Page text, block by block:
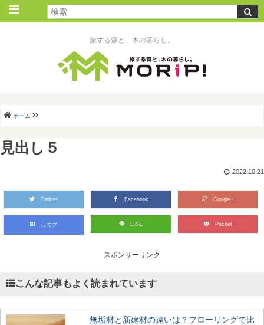
旅する森と、木の暮らし。
ホーム
見出し５
2022.10.21
Twitter Facebook Google+
はてブ LINE Pocket
スポンサーリンク
こんな記事もよく読まれています
無垢材と新建材の違いは？フローリングで比